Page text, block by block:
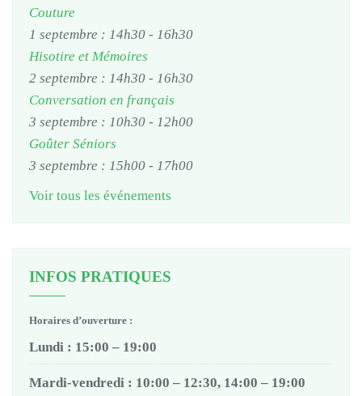
Couture
1 septembre : 14h30 - 16h30
Hisotire et Mémoires
2 septembre : 14h30 - 16h30
Conversation en français
3 septembre : 10h30 - 12h00
Goûter Séniors
3 septembre : 15h00 - 17h00
Voir tous les événements
INFOS PRATIQUES
Horaires d’ouverture :
Lundi : 15:00 – 19:00
Mardi-vendredi : 10:00 – 12:30, 14:00 – 19:00